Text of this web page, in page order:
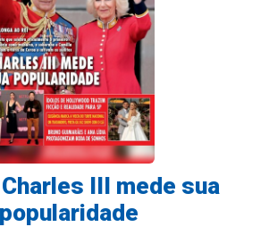
III mede sua
popularidade